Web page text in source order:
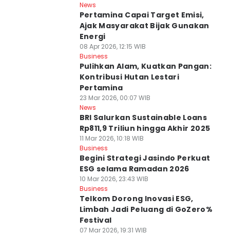
News
Pertamina Capai Target Emisi,
Ajak Masyarakat Bijak Gunakan
Energi
08 Apr 2026, 12:15 WIB
Business
Pulihkan Alam, Kuatkan Pangan:
Kontribusi Hutan Lestari
Pertamina
23 Mar 2026, 00:07 WIB
News
BRI Salurkan Sustainable Loans
Rp811,9 Triliun hingga Akhir 2025
11 Mar 2026, 10:18 WIB
Business
Begini Strategi Jasindo Perkuat
ESG selama Ramadan 2026
10 Mar 2026, 23:43 WIB
Business
Telkom Dorong Inovasi ESG,
Limbah Jadi Peluang di GoZero%
Festival
07 Mar 2026, 19:31 WIB